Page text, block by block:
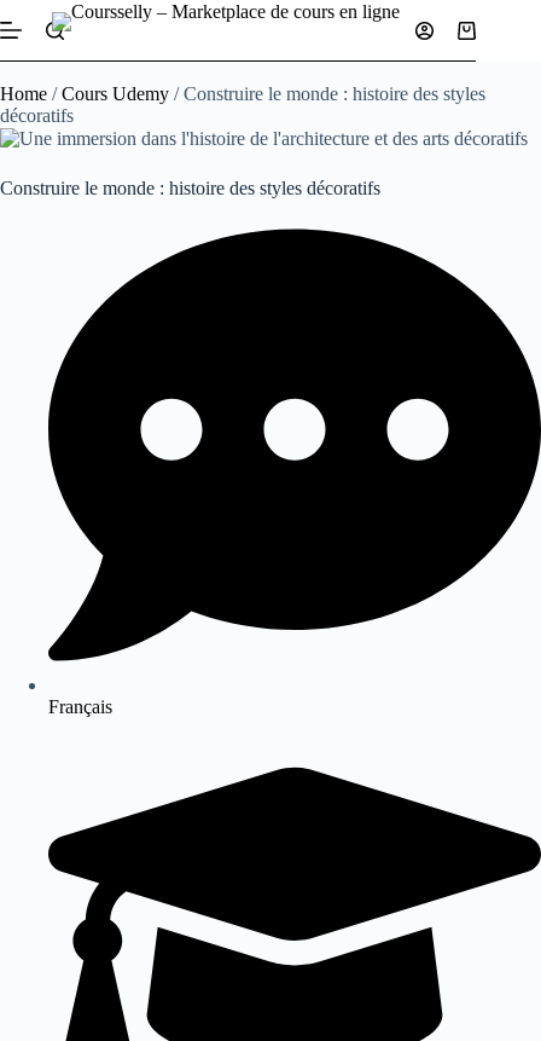
Home /Cours Udemy / Construire le monde : histoire des styles
décoratifs
Construire le monde : histoire des styles décoratifs
Français